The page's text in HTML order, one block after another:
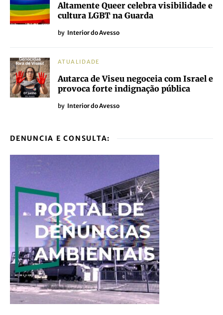
Altamente Queer celebra visibilidade e
cultura LGBT na Guarda
by Interior do Avesso
ATUALIDADE
Autarca de Viseu negoceia com Israel e
provoca forte indignação pública
by Interior do Avesso
DENUNCIA E CONSULTA: